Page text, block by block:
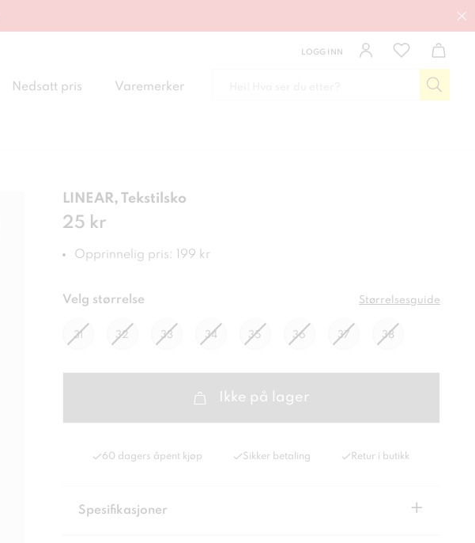
LOGG INN
Nedsatt pris Varemerker
LINEAR, Tekstilsko
Pris :25 kr
25 kr
Opprinnelig pris: 199 kr
Velg størrelse Størrelsesguide
31 32 33 34 35 36 37 38
Ikke på lager
60 dagers åpent kjøp Sikker betaling Retur i butikk
Spesifikasjoner +